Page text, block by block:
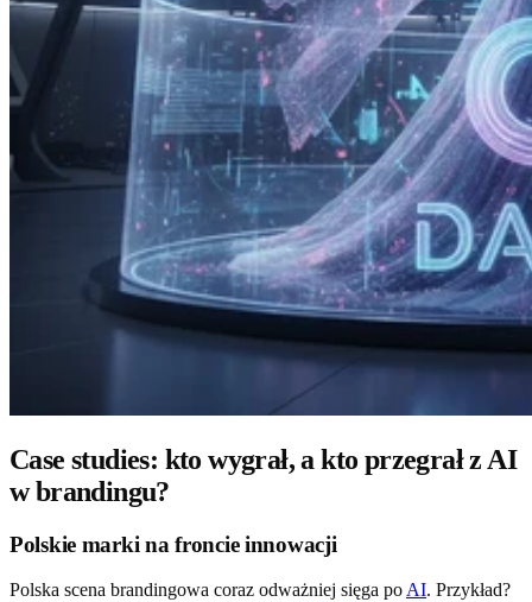
Case studies: kto wygrał, a kto przegrał z AI
w brandingu?
Polskie marki na froncie innowacji
Polska scena brandingowa coraz odważniej sięga po AI. Przykład?